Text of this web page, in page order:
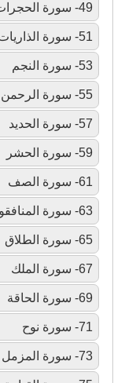
49- سورة الحجرات
51- سورة الذاريات
53- سورة النجم
55- سورة الرحمن
57- سورة الحديد
59- سورة الحشر
61- سورة الصف
63- سورة المنافقون
65- سورة الطلاق
67- سورة الملك
69- سورة الحاقة
71- سورة نوح
73- سورة المزمل